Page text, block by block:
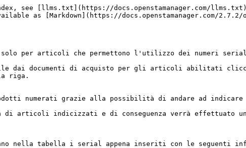
see [llms.txt](https://docs.openstamanager.com/
as [Markdown](https://docs.openstamanager.com/
per articoli che permettono l'utilizzo dei numeri
dai documenti di acquisto per gli articoli abilitati
riga.
numerati grazie alla possibilità di andare ad indicare
di articoli indicizzati e di conseguenza verrà effettuato
nella tabella i serial appena inseriti con le seguenti